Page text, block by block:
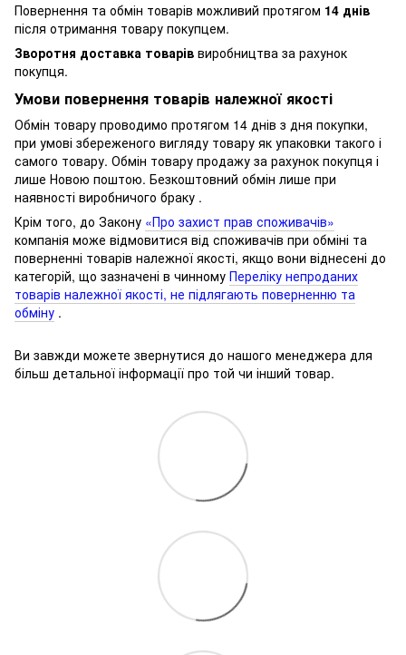
Повернення та обмін товарів можливий протягом 14 днів
після отримання товару покупцем.
Зворотня доставка товарів виробництва за рахунок
покупця.
Умови повернення товарів належної якості
Обмін товару проводимо протягом 14 днів з дня покупки,
при умові збереженого вигляду товару як упаковки такого і
самого товару. Обмін товару продажу за рахунок покупця і
лише Новою поштою. Безкоштовний обмін лише при
наявності виробничого браку .
Крім того, до Закону «Про захист прав споживачів»
компанія може відмовитися від споживачів при обміні та
поверненні товарів належної якості, якщо вони віднесені до
категорій, що зазначені в чинному Переліку непроданих
товарів належної якості, не підлягають поверненню та
обміну .
Ви завжди можете звернутися до нашого менеджера для
більш детальної інформації про той чи інший товар.